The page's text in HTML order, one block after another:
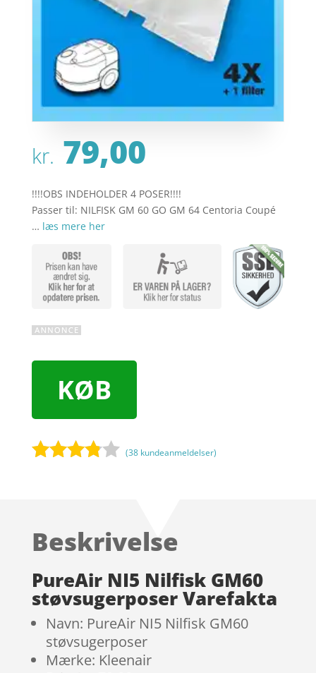
kr. 79,00
!!!!OBS INDEHOLDER 4 POSER!!!!
Passer til: NILFISK GM 60 GO GM 64 Centoria Coupé
… læs mere her
KØB
baseret
kundebed
ømmels
er
(38 kundeanmeldelser)
Beskrivelse
PureAir NI5 Nilfisk GM60
støvsugerposer Varefakta
Navn: PureAir NI5 Nilfisk GM60
støvsugerposer
Mærke: Kleenair